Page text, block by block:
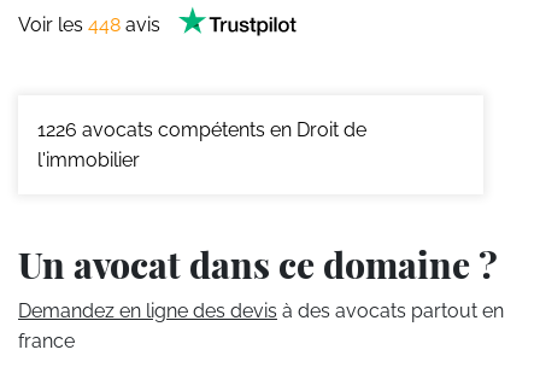
Voir les 448 avis
1226 avocats compétents en Droit de
l'immobilier
Un avocat dans ce domaine ?
Demandez en ligne des devis à des avocats partout en
france